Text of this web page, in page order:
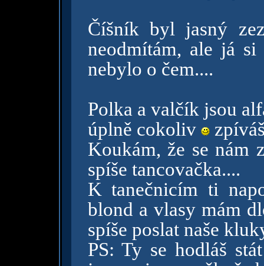
Číšník byl jasný
neodmítám, ale já
nebylo o čem....
Polka a valčík jsou
úplně cokoliv
Koukám, že se nám
spíše tancovačka....
K tanečnicím ti
blond a vlasy mám
spíše poslat naše
PS: Ty se hodláš